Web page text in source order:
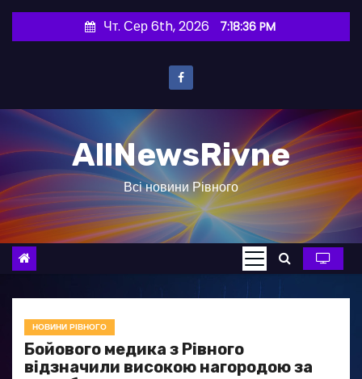
и
о
в
Чт. Сер 6th, 2026 7:18:37 PM
AllNewsRivne
Всі новини Рівного
НОВИНИ РІВНОГО
Бойового медика з Рівного
відзначили високою нагородою за